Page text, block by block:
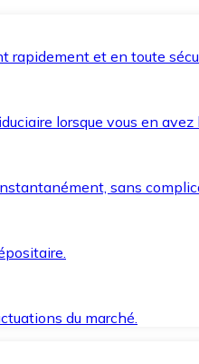
rapidement et en toute
lorsque vous en avez
sans
du marché.